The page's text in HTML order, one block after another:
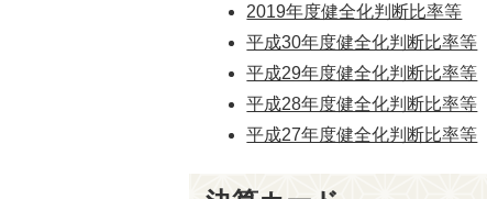
2019年度健全化判断比率等
平成30年度健全化判断比率等
平成29年度健全化判断比率等
平成28年度健全化判断比率等
平成27年度健全化判断比率等